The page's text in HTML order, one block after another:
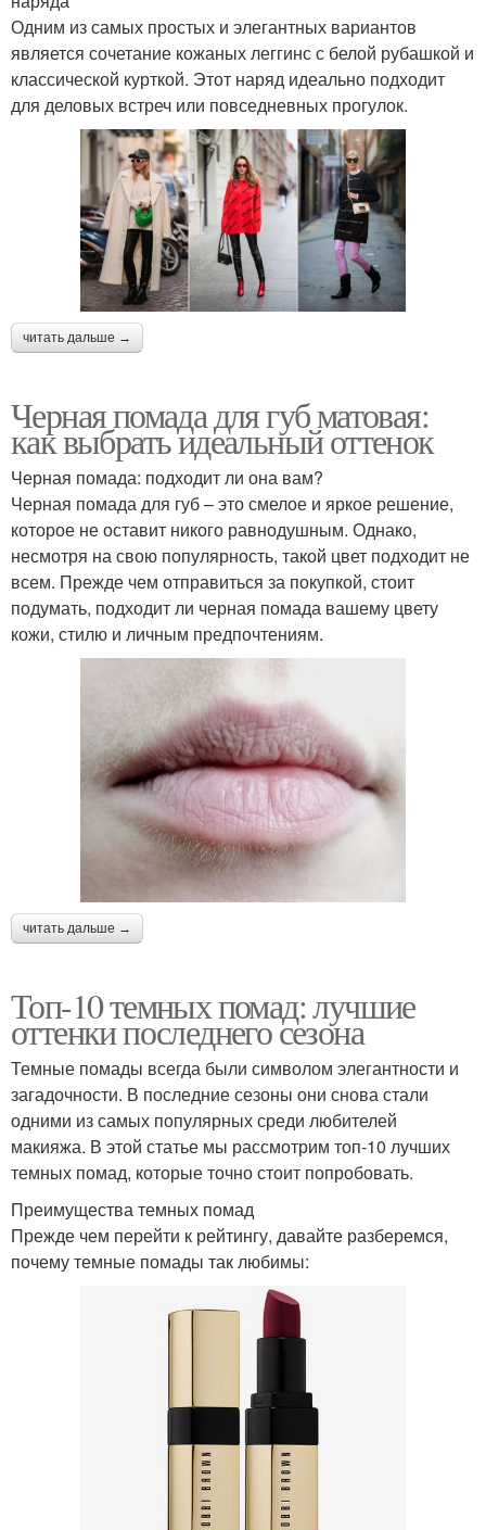
Одним из самых простых и элегантных вариантов
является сочетание кожаных леггинс с белой рубашкой и
классической курткой. Этот наряд идеально подходит
для деловых встреч или повседневных прогулок.
читать дальше →
Черная помада для губ матовая:
как выбрать идеальный оттенок
Черная помада: подходит ли она вам?
Черная помада для губ – это смелое и яркое решение,
которое не оставит никого равнодушным. Однако,
несмотря на свою популярность, такой цвет подходит не
всем. Прежде чем отправиться за покупкой, стоит
подумать, подходит ли черная помада вашему цвету
кожи, стилю и личным предпочтениям.
читать дальше →
Топ-10 темных помад: лучшие
оттенки последнего сезона
Темные помады всегда были символом элегантности и
загадочности. В последние сезоны они снова стали
одними из самых популярных среди любителей
макияжа. В этой статье мы рассмотрим топ-10 лучших
темных помад, которые точно стоит попробовать.
Преимущества темных помад
Прежде чем перейти к рейтингу, давайте разберемся,
почему темные помады так любимы: